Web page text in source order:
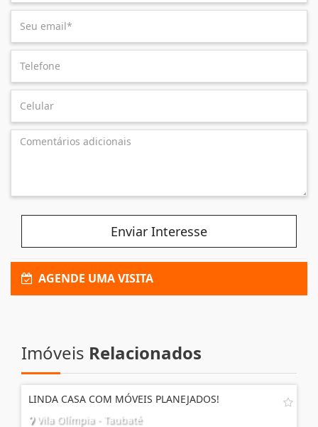
Enviar Interesse
AGENDE UMA VISITA
Imóveis Relacionados
LINDA CASA COM MÓVEIS PLANEJADOS!
Vila Olímpia - Taubaté